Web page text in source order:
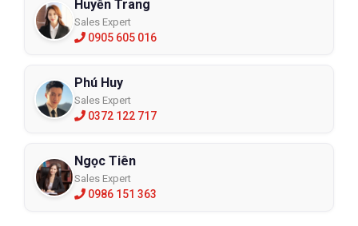
Huyền Trang
Sales Expert
0905 605 016
Phú Huy
Sales Expert
0372 122 717
Ngọc Tiên
Sales Expert
0986 151 363